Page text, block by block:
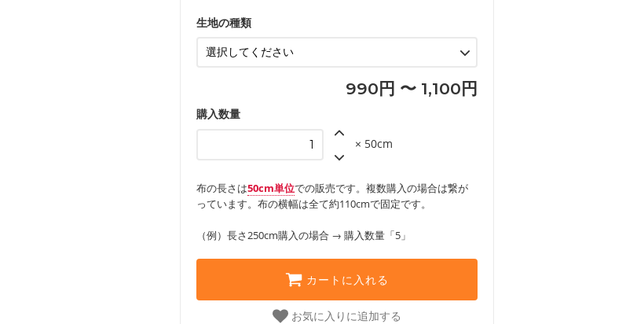
・パンツ、タックスカートなどのボトムス
もっと詳しく見る
・インテリア用品
生地の種類
990円 〜 1,100円
購入数量
× 50cm
布の長さは50cm単位での販売です。複数購入の場合は繋が
っています。布の横幅は全て約110cmで固定です。
（例）長さ250cm購入の場合 → 購入数量「5」
カートに入れる
お気に入りに追加する